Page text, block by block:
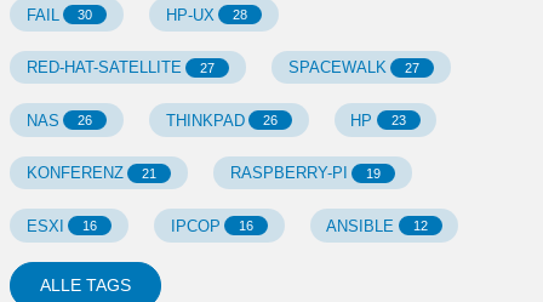
FAIL 30 HP-UX 28
RED-HAT-SATELLITE 27 SPACEWALK 27
NAS 26 THINKPAD 26 HP 23
KONFERENZ 21 RASPBERRY-PI 19
ESXI 16 IPCOP 16 ANSIBLE 12
ALLE TAGS